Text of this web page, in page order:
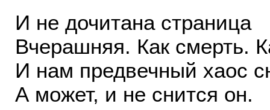
И не дочитана страница
Вчерашняя. Как смерть.
И нам предвечный хаос
А может, и не снится он.